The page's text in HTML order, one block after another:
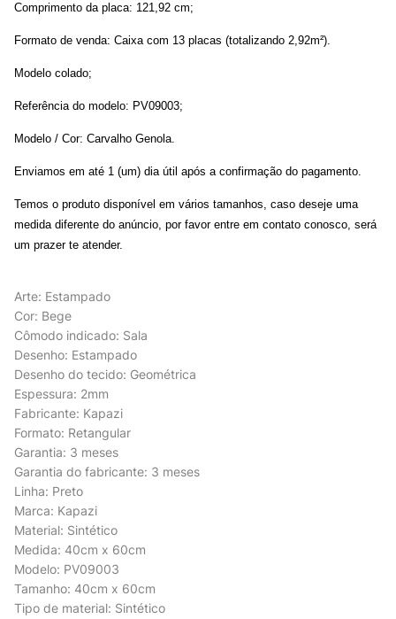
Comprimento da placa: 121,92 cm;
Formato de venda: Caixa com 13 placas (totalizando 2,92m²).
Modelo colado;
Referência do modelo: PV09003;
Modelo / Cor: Carvalho Genola.
Enviamos em até 1 (um) dia útil após a confirmação do pagamento.
Temos o produto disponível em vários tamanhos, caso deseje uma
medida diferente do anúncio, por favor entre em contato conosco, será
um prazer te atender.
Arte: Estampado
Cor: Bege
Cômodo indicado: Sala
Desenho: Estampado
Desenho do tecido: Geométrica
Espessura: 2mm
Fabricante: Kapazi
Formato: Retangular
Garantia: 3 meses
Garantia do fabricante: 3 meses
Linha: Preto
Marca: Kapazi
Material: Sintético
Medida: 40cm x 60cm
Modelo: PV09003
Tamanho: 40cm x 60cm
Tipo de material: Sintético